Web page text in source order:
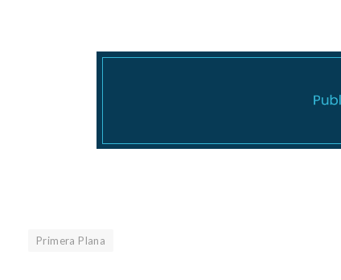
Primera Plana